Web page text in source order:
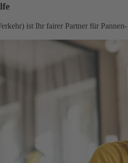
ist Ihr fairer Partner für